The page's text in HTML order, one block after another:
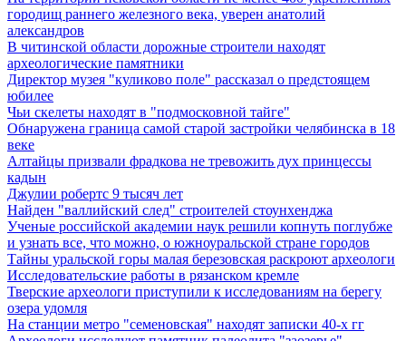
городищ раннего железного века, уверен анатолий
александров
В читинской области дорожные строители находят
археологические памятники
Директор музея "куликово поле" рассказал о предстоящем
юбилее
Чьи скелеты находят в "подмосковной тайге"
Обнаружена граница самой старой застройки челябинска в 18
веке
Алтайцы призвали фрадкова не тревожить дух принцессы
кадын
Джулии робертс 9 тысяч лет
Найден "валлийский след" строителей стоунхенджа
Ученые российской академии наук решили копнуть поглубже
и узнать все, что можно, о южноуральской стране городов
Тайны уральской горы малая березовская раскроют археологи
Исследовательские работы в рязанском кремле
Тверские археологи приступили к исследованиям на берегу
озера удомля
На станции метро "семеновская" находят записки 40-х гг